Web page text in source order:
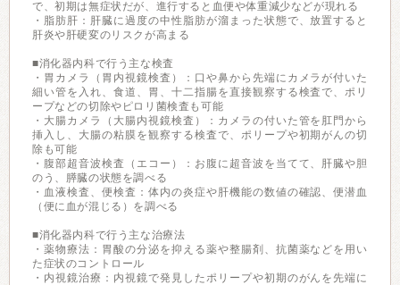
で、初期は無症状だが、進行すると血便や体重減少などが現れる
・脂肪肝：肝臓に過度の中性脂肪が溜まった状態で、放置すると
肝炎や肝硬変のリスクが高まる
■消化器内科で行う主な検査
・胃カメラ（胃内視鏡検査）：口や鼻から先端にカメラが付いた
細い管を入れ、食道、胃、十二指腸を直接観察する検査で、ポリ
ープなどの切除やピロリ菌検査も可能
・大腸カメラ（大腸内視鏡検査）：カメラの付いた管を肛門から
挿入し、大腸の粘膜を観察する検査で、ポリープや初期がんの切
除も可能
・腹部超音波検査（エコー）：お腹に超音波を当てて、肝臓や胆
のう、膵臓の状態を調べる
・血液検査、便検査：体内の炎症や肝機能の数値の確認、便潜血
（便に血が混じる）を調べる
■消化器内科で行う主な治療法
・薬物療法：胃酸の分泌を抑える薬や整腸剤、抗菌薬などを用い
た症状のコントロール
・内視鏡治療：内視鏡で発見したポリープや初期のがんを先端に